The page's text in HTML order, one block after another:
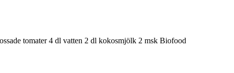
tomater 4 dl vatten 2 dl kokosmjölk 2 msk Biofood